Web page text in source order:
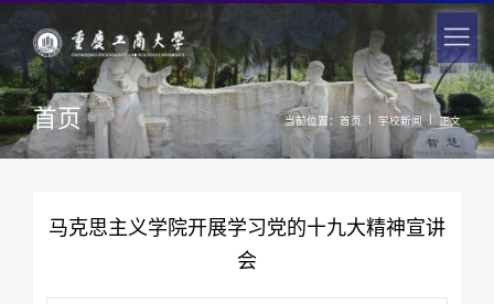
首页 当前位置： 首页 | 学校新闻 | 正文
马克思主义学院开展学习党的十九大精神宣讲
会